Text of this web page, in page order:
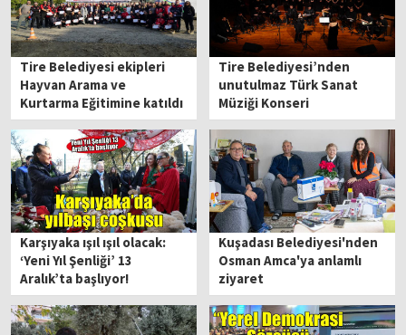
Tire Belediyesi ekipleri
Hayvan Arama ve
Kurtarma Eğitimine katıldı
Tire Belediyesi’nden
unutulmaz Türk Sanat
Müziği Konseri
Karşıyaka ışıl ışıl olacak:
‘Yeni Yıl Şenliği’ 13
Aralık’ta başlıyor!
Kuşadası Belediyesi'nden
Osman Amca'ya anlamlı
ziyaret